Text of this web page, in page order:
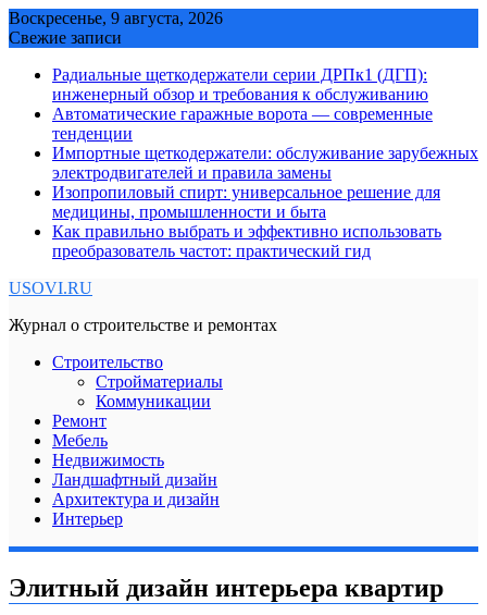
Skip
to
Воскресенье, 9 августа, 2026
Свежие записи
Радиальные щеткодержатели серии ДРПк1 (ДГП):
инженерный обзор и требования к обслуживанию
Автоматические гаражные ворота — современные
тенденции
Импортные щеткодержатели: обслуживание зарубежных
электродвигателей и правила замены
Изопропиловый спирт: универсальное решение для
медицины, промышленности и быта
Как правильно выбрать и эффективно использовать
преобразователь частот: практический гид
USOVI.RU
Журнал о строительстве и ремонтах
Строительство
Стройматериалы
Коммуникации
Ремонт
Мебель
Недвижимость
Ландшафтный дизайн
Архитектура и дизайн
Интерьер
Элитный дизайн интерьера квартир